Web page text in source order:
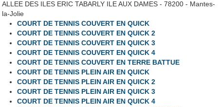
ALLEE DES ILES ERIC TABARLY ILE AUX DAMES - 78200 - Mantes-
la-Jolie
COURT DE TENNIS COUVERT EN QUICK
COURT DE TENNIS COUVERT EN QUICK 2
COURT DE TENNIS COUVERT EN QUICK 3
COURT DE TENNIS COUVERT EN QUICK 4
COURT DE TENNIS COUVERT EN TERRE BATTUE
COURT DE TENNIS PLEIN AIR EN QUICK
COURT DE TENNIS PLEIN AIR EN QUICK 2
COURT DE TENNIS PLEIN AIR EN QUICK 3
COURT DE TENNIS PLEIN AIR EN QUICK 4